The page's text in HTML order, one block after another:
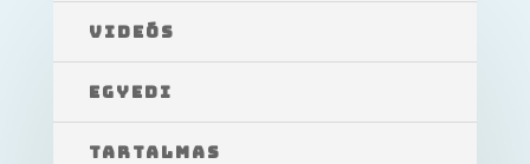
VIDEÓS
EGYEDI
TARTALMAS